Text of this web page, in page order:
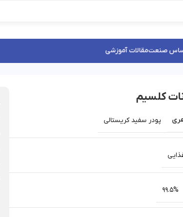
صنعتمقالات آموزشی
کلسیم
پودر سفید کریستالی
99.5%